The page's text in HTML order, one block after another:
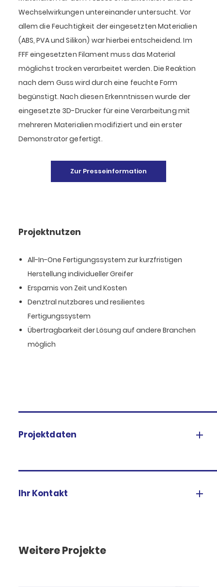
Wechselwirkungen untereinander untersucht. Vor
allem die Feuchtigkeit der eingesetzten Materialien
(ABS, PVA und Silikon) war hierbei entscheidend. Im
FFF eingesetzten Filament muss das Material
möglichst trocken verarbeitet werden. Die Reaktion
nach dem Guss wird durch eine feuchte Form
begünstigt. Nach diesen Erkenntnissen wurde der
eingesetzte 3D-Drucker für eine Verarbeitung mit
mehreren Materialien modifiziert und ein erster
Demonstrator gefertigt.
Zur Presseinformation
Projektnutzen
All-In-One Fertigungssystem zur kurzfristigen
Herstellung individueller Greifer
Ersparnis von Zeit und Kosten
Denztral nutzbares und resilientes
Fertigungssystem
Übertragbarkeit der Lösung auf andere Branchen
möglich
Projektdaten
Ihr Kontakt
Weitere Projekte